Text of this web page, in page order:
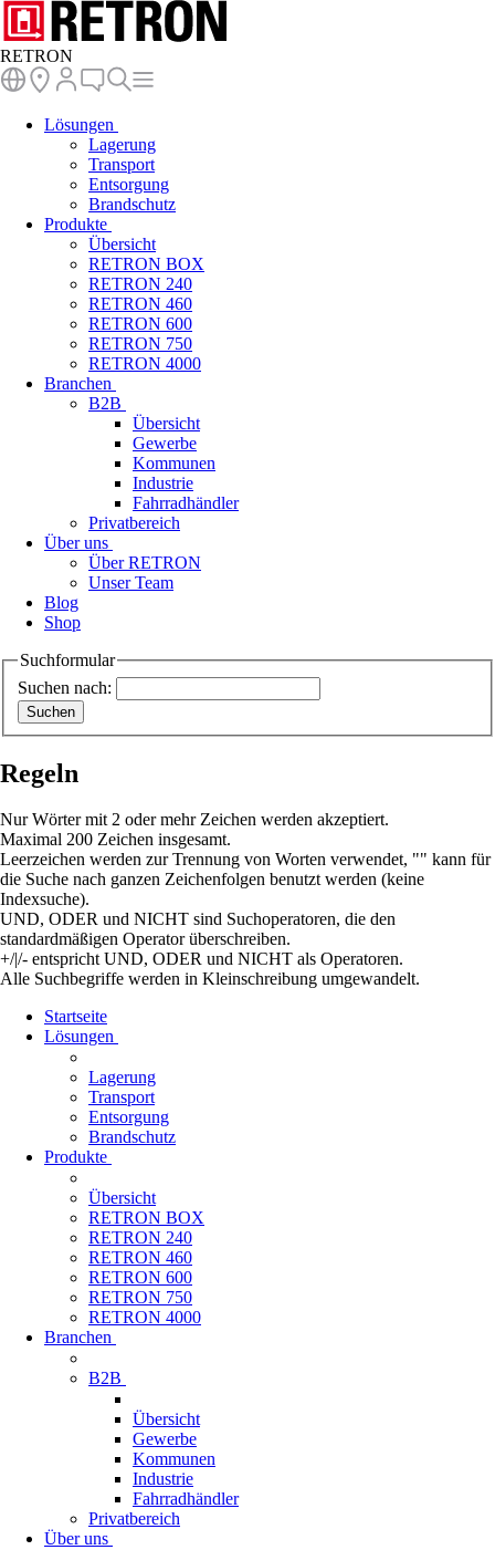
RETRON
Lösungen
Lagerung
Transport
Entsorgung
Brandschutz
Produkte
Übersicht
RETRON BOX
RETRON 240
RETRON 460
RETRON 600
RETRON 750
RETRON 4000
Branchen
B2B
Übersicht
Gewerbe
Kommunen
Industrie
Fahrradhändler
Privatbereich
Über uns
Über RETRON
Unser Team
Blog
Shop
Suchformular
Suchen nach:
Regeln
Nur Wörter mit 2 oder mehr Zeichen werden akzeptiert.
Maximal 200 Zeichen insgesamt.
Leerzeichen werden zur Trennung von Worten verwendet, "" kann für
die Suche nach ganzen Zeichenfolgen benutzt werden (keine
Indexsuche).
UND, ODER und NICHT sind Suchoperatoren, die den
standardmäßigen Operator überschreiben.
+/|/- entspricht UND, ODER und NICHT als Operatoren.
Alle Suchbegriffe werden in Kleinschreibung umgewandelt.
Startseite
Lösungen
Lagerung
Transport
Entsorgung
Brandschutz
Produkte
Übersicht
RETRON BOX
RETRON 240
RETRON 460
RETRON 600
RETRON 750
RETRON 4000
Branchen
B2B
Übersicht
Gewerbe
Kommunen
Industrie
Fahrradhändler
Privatbereich
Über uns